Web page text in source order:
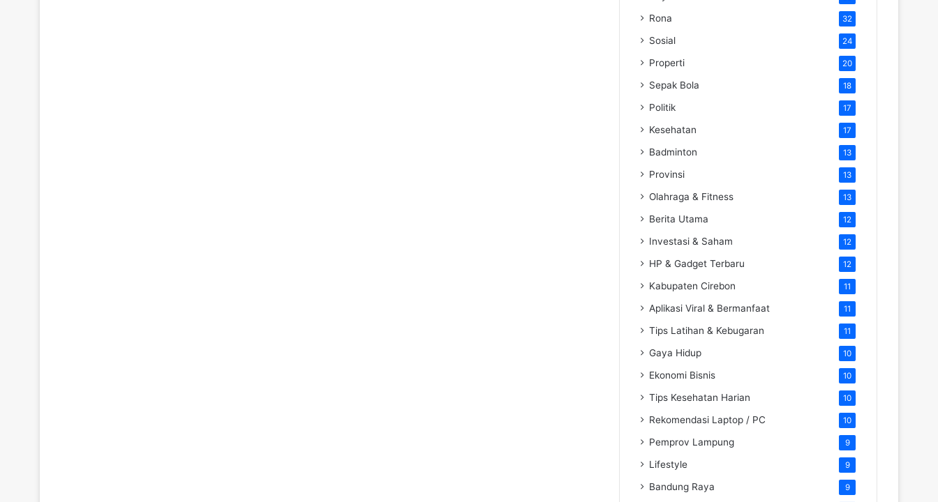
Rona 32
Sosial 24
Properti 20
Sepak Bola 18
Politik 17
Kesehatan 17
Badminton 13
Provinsi 13
Olahraga & Fitness 13
Berita Utama 12
Investasi & Saham 12
HP & Gadget Terbaru 12
Kabupaten Cirebon 11
Aplikasi Viral & Bermanfaat 11
Tips Latihan & Kebugaran 11
Gaya Hidup 10
Ekonomi Bisnis 10
Tips Kesehatan Harian 10
Rekomendasi Laptop / PC 10
Pemprov Lampung 9
Lifestyle 9
Bandung Raya 9